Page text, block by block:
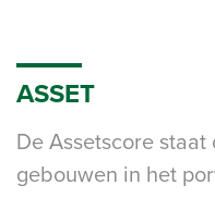
ASSET
De Assetscore staat
gebouwen in het